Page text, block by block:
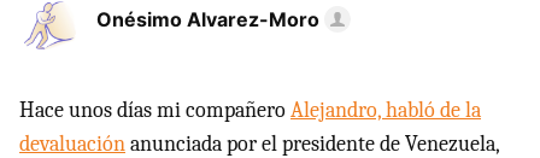
Onésimo Alvarez-Moro
Hace unos días mi compañeroAlejandro, habló de la
devaluaciónanunciada por el presidente de Venezuela,